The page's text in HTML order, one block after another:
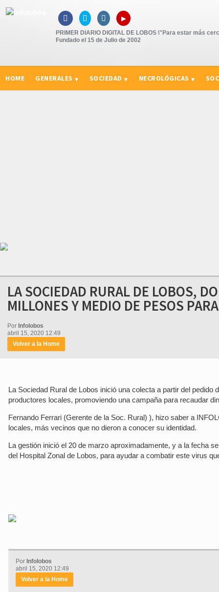
   ▸
PRIMER DIARIO DIGITAL DE LOBOS \"Para estar más
Fundado el 15 de Julio de 2002
HOME GENERALES SOCIEDAD NECROLÓGICAS
LA SOCIEDAD RURAL DE LOBOS,
MILLONES Y MEDIO DE PESOS
Por Infolobos
abril 15, 2020 12:49
Volver a la Home
La Sociedad Rural de Lobos inició una colecta a partir del
productores locales, promoviendo una campaña para recaudar
Fernando Ferrari (Gerente de la Soc. Rural) ), hizo saber a
locales, más vecinos que no dieron a conocer su identidad.
La gestión inició el 20 de marzo aproximadamente, y a la fecha
del Hospital Zonal de Lobos, para ayudar a combatir este virus
Por Infolobos
abril 15, 2020 12:49
Volver a la Home